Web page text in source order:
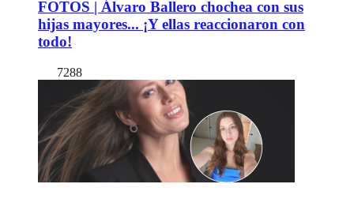
FOTOS | Álvaro Ballero chochea con sus
hijas mayores... ¡Y ellas reaccionaron con
todo!
7288